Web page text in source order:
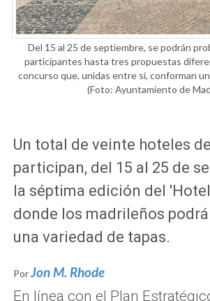
Del 15 al 25 de septiembre, se podrán
participantes hasta tres propuestas
concurso que, unidas entre sí, conforman
(Foto: Ayuntamiento de
Un total de veinte hoteles
participan, del 15 al 25 de
la séptima edición del
donde los madrileños
una variedad de tapas.
Por Jon M. Rhode
En línea con el Plan